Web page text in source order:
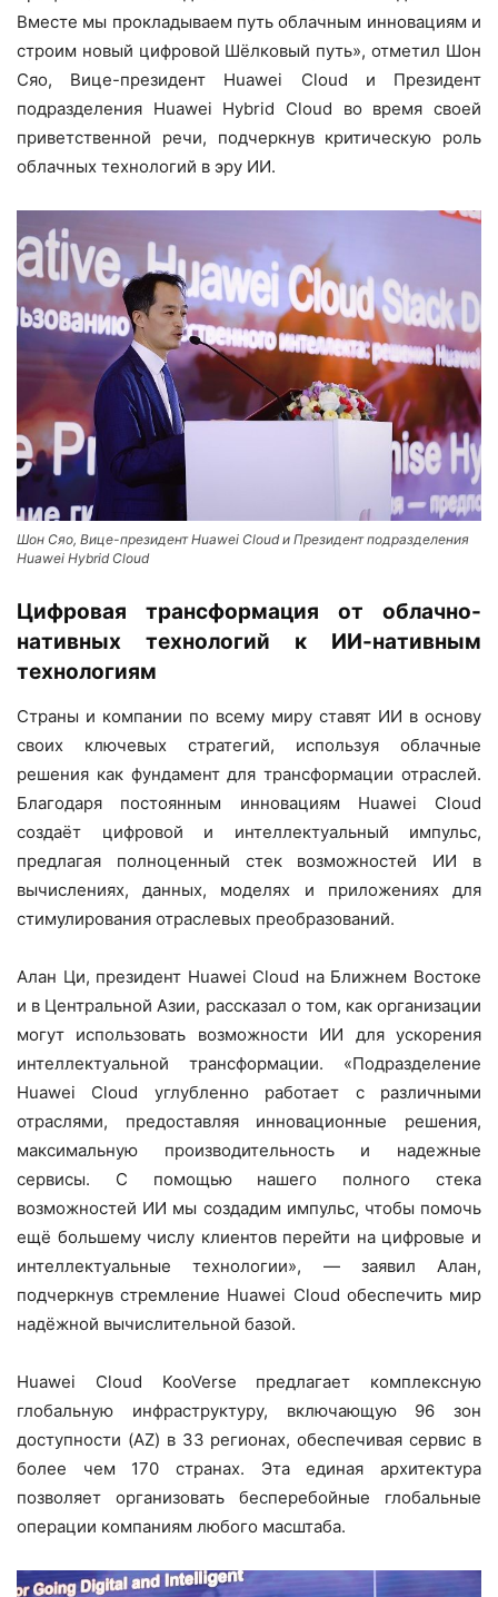
Вместе мы прокладываем путь облачным инновациям и
строим новый цифровой Шёлковый путь», отметил Шон
Сяо, Вице-президент Huawei Cloud и Президент
подразделения Huawei Hybrid Cloud во время своей
приветственной речи, подчеркнув критическую роль
облачных технологий в эру ИИ.
Шон Сяо, Вице-президент Huawei Cloud и Президент подразделения
Huawei Hybrid Cloud
Цифровая трансформация от облачно-
нативных технологий к ИИ-нативным
технологиям
Страны и компании по всему миру ставят ИИ в основу
своих ключевых стратегий, используя облачные
решения как фундамент для трансформации отраслей.
Благодаря постоянным инновациям Huawei Cloud
создаёт цифровой и интеллектуальный импульс,
предлагая полноценный стек возможностей ИИ в
вычислениях, данных, моделях и приложениях для
стимулирования отраслевых преобразований.
Алан Ци, президент Huawei Cloud на Ближнем Востоке
и в Центральной Азии, рассказал о том, как организации
могут использовать возможности ИИ для ускорения
интеллектуальной трансформации. «Подразделение
Huawei Cloud углубленно работает с различными
отраслями, предоставляя инновационные решения,
максимальную производительность и надежные
сервисы. С помощью нашего полного стека
возможностей ИИ мы создадим импульс, чтобы помочь
ещё большему числу клиентов перейти на цифровые и
интеллектуальные технологии», — заявил Алан,
подчеркнув стремление Huawei Cloud обеспечить мир
надёжной вычислительной базой.
Huawei Cloud KooVerse предлагает комплексную
глобальную инфраструктуру, включающую 96 зон
доступности (AZ) в 33 регионах, обеспечивая сервис в
более чем 170 странах. Эта единая архитектура
позволяет организовать бесперебойные глобальные
операции компаниям любого масштаба.